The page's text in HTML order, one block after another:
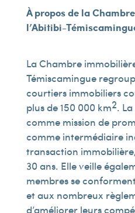
À propos de la
l’Abitibi-
La Chambre
Témiscamingue
courtiers immobiliers
plus de 150 000 km2.
comme mission de
comme intermédiaire
transaction
30 ans. Elle veille
membres se
et aux nombreux
d’améliorer leurs